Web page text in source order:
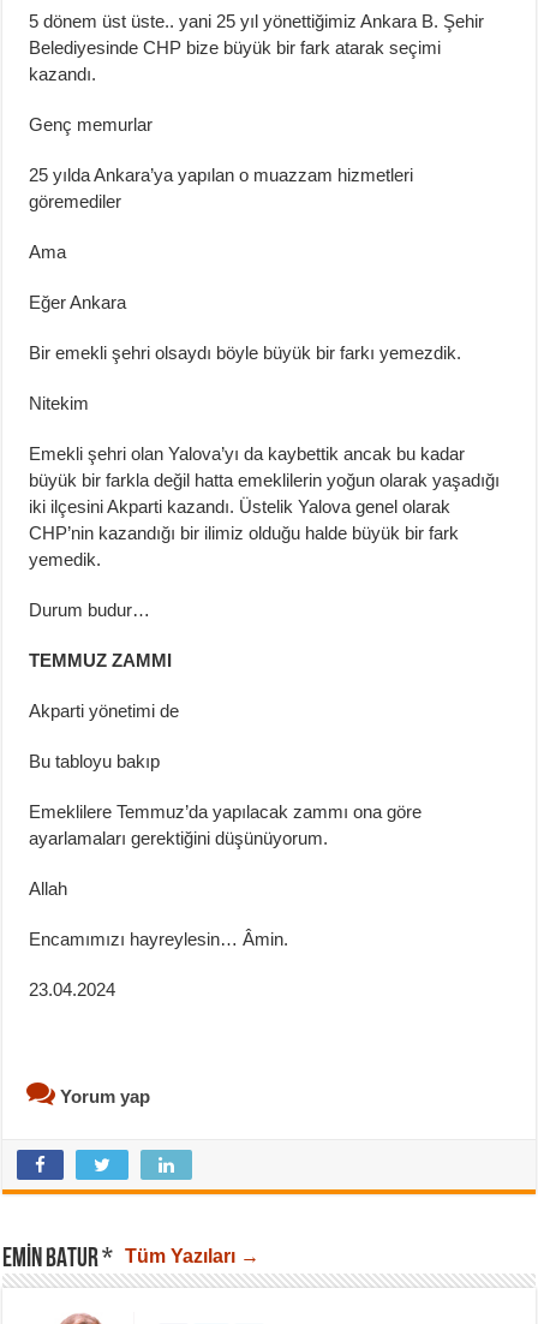
5 dönem üst üste.. yani 25 yıl yönettiğimiz Ankara B. Şehir
Belediyesinde CHP bize büyük bir fark atarak seçimi
kazandı.
Genç memurlar
25 yılda Ankara’ya yapılan o muazzam hizmetleri
göremediler
Ama
Eğer Ankara
Bir emekli şehri olsaydı böyle büyük bir farkı yemezdik.
Nitekim
Emekli şehri olan Yalova’yı da kaybettik ancak bu kadar
büyük bir farkla değil hatta emeklilerin yoğun olarak yaşadığı
iki ilçesini Akparti kazandı. Üstelik Yalova genel olarak
CHP’nin kazandığı bir ilimiz olduğu halde büyük bir fark
yemedik.
Durum budur…
TEMMUZ ZAMMI
Akparti yönetimi de
Bu tabloyu bakıp
Emeklilere Temmuz’da yapılacak zammı ona göre
ayarlamaları gerektiğini düşünüyorum.
Allah
Encamımızı hayreylesin… Âmin.
23.04.2024
Yorum yap
EMIN BATUR * Tüm Yazıları →